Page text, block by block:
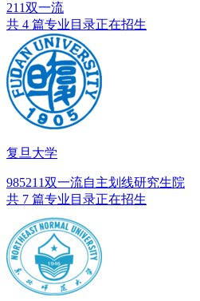
211双一流
共 4 篇专业目录正在招生
复旦大学
985211双一流自主划线研究生院
共 7 篇专业目录正在招生